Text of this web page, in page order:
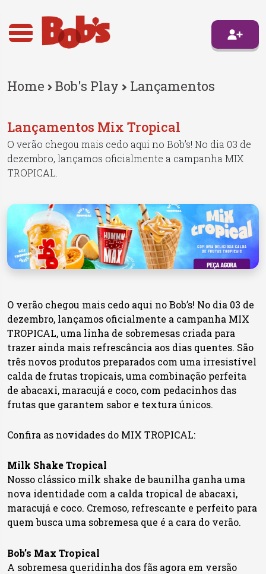
Home Bob's Play Lançamentos
Lançamentos Mix Tropical
O verão chegou mais cedo aqui no Bob’s! No dia 03 de
dezembro, lançamos oficialmente a campanha MIX
TROPICAL.
O verão chegou mais cedo aqui no Bob’s! No dia 03 de
dezembro, lançamos oficialmente a campanha MIX
TROPICAL, uma linha de sobremesas criada para
trazer ainda mais refrescância aos dias quentes. São
três novos produtos preparados com uma irresistível
calda de frutas tropicais, uma combinação perfeita
de abacaxi, maracujá e coco, com pedacinhos das
frutas que garantem sabor e textura únicos.
Confira as novidades do MIX TROPICAL:
Milk Shake Tropical
Nosso clássico milk shake de baunilha ganha uma
nova identidade com a calda tropical de abacaxi,
maracujá e coco. Cremoso, refrescante e perfeito para
quem busca uma sobremesa que é a cara do verão.
Bob’s Max Tropical
A sobremesa queridinha dos fãs agora em versão